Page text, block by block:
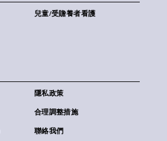
兒童/受贍養者看護
隱私政策
合理調整措施
聯絡我們